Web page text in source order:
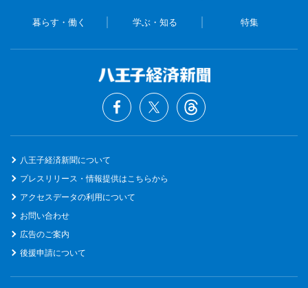
暮らす・働く 学ぶ・知る 特集
八王子経済新聞について
プレスリリース・情報提供はこちらから
アクセスデータの利用について
お問い合わせ
広告のご案内
後援申請について